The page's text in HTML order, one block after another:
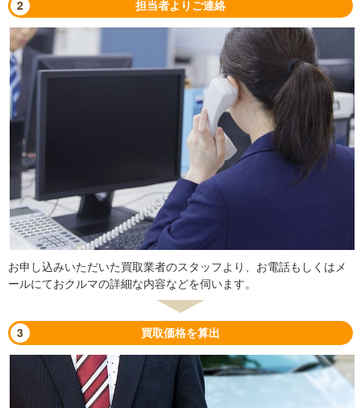
2 担当者よりご連絡
お申し込みいただいた買取業者のスタッフより、お電話もしくはメ
ールにておクルマの詳細な内容などを伺います。
3 買取価格を算出